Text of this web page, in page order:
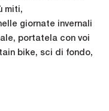
miti,
giornate invernali
portatela con voi
bike, sci di fondo,